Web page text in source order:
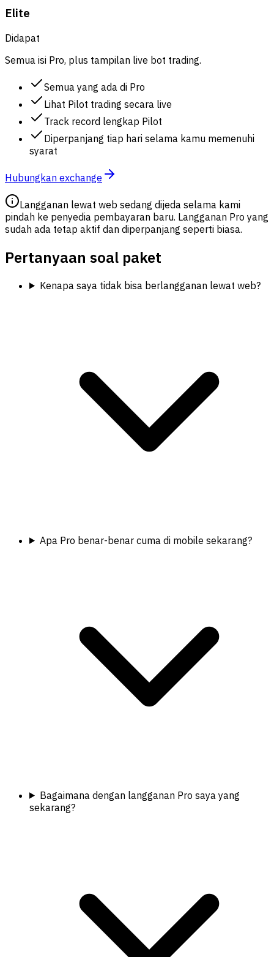
Elite
Didapat
Semua isi Pro, plus tampilan live bot trading.
Semua yang ada di Pro
Lihat Pilot trading secara live
Track record lengkap Pilot
Diperpanjang tiap hari selama kamu memenuhi
syarat
Hubungkan exchange
Langganan lewat web sedang dijeda selama kami
pindah ke penyedia pembayaran baru. Langganan Pro yang
sudah ada tetap aktif dan diperpanjang seperti biasa.
Pertanyaan soal paket
Kenapa saya tidak bisa berlangganan lewat web?
Apa Pro benar-benar cuma di mobile sekarang?
Bagaimana dengan langganan Pro saya yang
sekarang?